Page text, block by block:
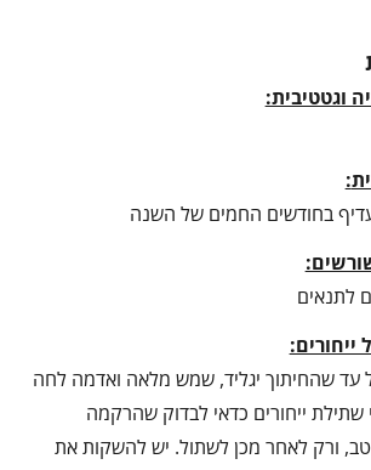
וגטטיבית:
:
בחודשים החמים של השנה
ייחורים:
שהחיתוך יגליד, שמש מלאה ואדמה לחה
ייחורים כדאי לבדוק שהרקמה
ורק לאחר מכן לשתול. יש להשקות את